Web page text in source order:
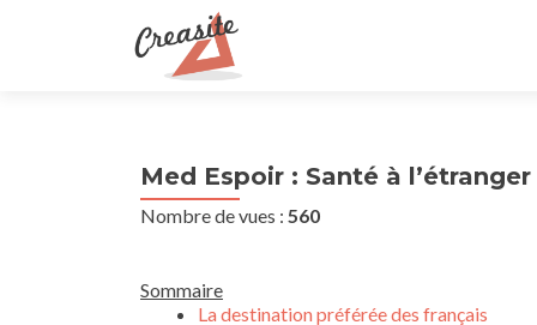
Med Espoir : Santé à l’étranger
Nombre de vues : 560
Sommaire
La destination préférée des français